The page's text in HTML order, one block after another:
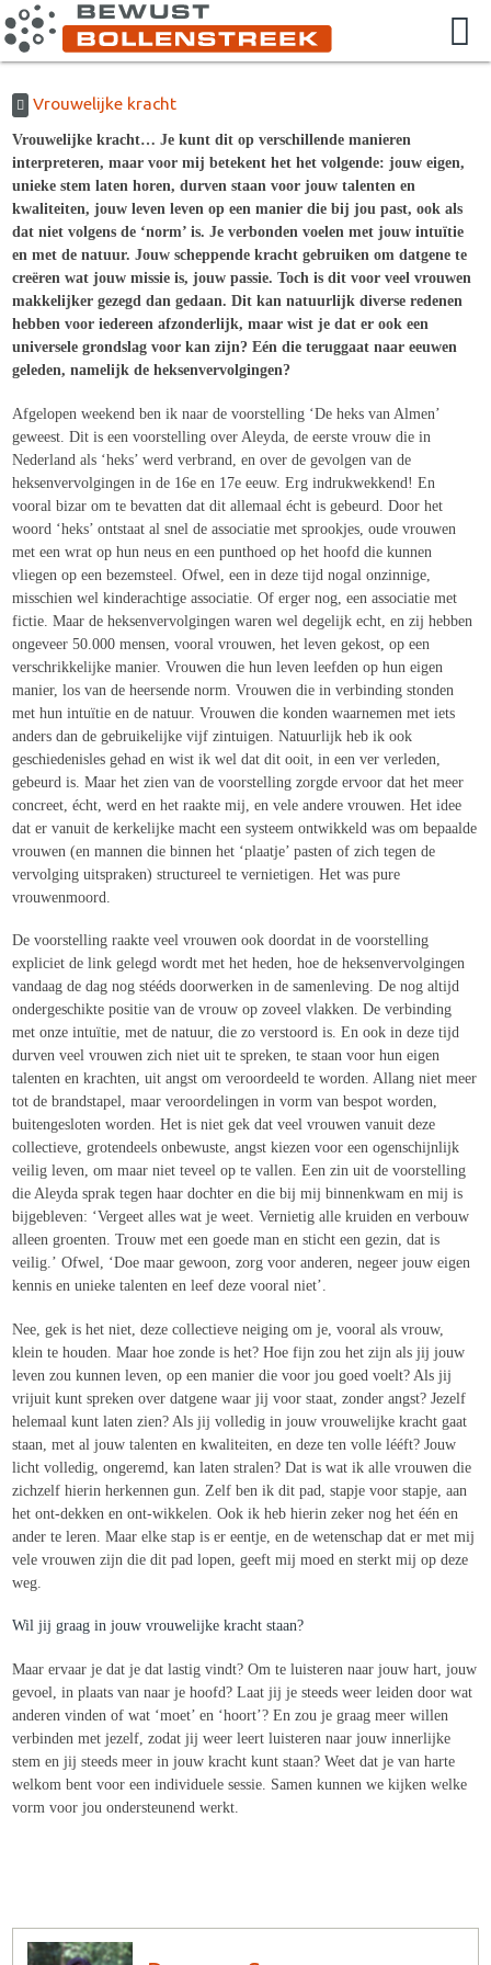
Vrouwelijke kracht
Vrouwelijke kracht… Je kunt dit op verschillende manieren
interpreteren, maar voor mij betekent het het volgende: jouw eigen,
unieke stem laten horen, durven staan voor jouw talenten en
kwaliteiten, jouw leven leven op een manier die bij jou past, ook als
dat niet volgens de ‘norm’ is. Je verbonden voelen met jouw intuïtie
en met de natuur. Jouw scheppende kracht gebruiken om datgene te
creëren wat jouw missie is, jouw passie. Toch is dit voor veel vrouwen
makkelijker gezegd dan gedaan. Dit kan natuurlijk diverse redenen
hebben voor iedereen afzonderlijk, maar wist je dat er ook een
universele grondslag voor kan zijn? Eén die teruggaat naar eeuwen
geleden, namelijk de heksenvervolgingen?
Afgelopen weekend ben ik naar de voorstelling ‘De heks van Almen’
geweest. Dit is een voorstelling over Aleyda, de eerste vrouw die in
Nederland als ‘heks’ werd verbrand, en over de gevolgen van de
heksenvervolgingen in de 16e en 17e eeuw. Erg indrukwekkend! En
vooral bizar om te bevatten dat dit allemaal écht is gebeurd. Door het
woord ‘heks’ ontstaat al snel de associatie met sprookjes, oude vrouwen
met een wrat op hun neus en een punthoed op het hoofd die kunnen
vliegen op een bezemsteel. Ofwel, een in deze tijd nogal onzinnige,
misschien wel kinderachtige associatie. Of erger nog, een associatie met
fictie. Maar de heksenvervolgingen waren wel degelijk echt, en zij hebben
ongeveer 50.000 mensen, vooral vrouwen, het leven gekost, op een
verschrikkelijke manier. Vrouwen die hun leven leefden op hun eigen
manier, los van de heersende norm. Vrouwen die in verbinding stonden
met hun intuïtie en de natuur. Vrouwen die konden waarnemen met iets
anders dan de gebruikelijke vijf zintuigen. Natuurlijk heb ik ook
geschiedenisles gehad en wist ik wel dat dit ooit, in een ver verleden,
gebeurd is. Maar het zien van de voorstelling zorgde ervoor dat het meer
concreet, écht, werd en het raakte mij, en vele andere vrouwen. Het idee
dat er vanuit de kerkelijke macht een systeem ontwikkeld was om bepaalde
vrouwen (en mannen die binnen het ‘plaatje’ pasten of zich tegen de
vervolging uitspraken) structureel te vernietigen. Het was pure
vrouwenmoord.
De voorstelling raakte veel vrouwen ook doordat in de voorstelling
expliciet de link gelegd wordt met het heden, hoe de heksenvervolgingen
vandaag de dag nog stééds doorwerken in de samenleving. De nog altijd
ondergeschikte positie van de vrouw op zoveel vlakken. De verbinding
met onze intuïtie, met de natuur, die zo verstoord is. En ook in deze tijd
durven veel vrouwen zich niet uit te spreken, te staan voor hun eigen
talenten en krachten, uit angst om veroordeeld te worden. Allang niet meer
tot de brandstapel, maar veroordelingen in vorm van bespot worden,
buitengesloten worden. Het is niet gek dat veel vrouwen vanuit deze
collectieve, grotendeels onbewuste, angst kiezen voor een ogenschijnlijk
veilig leven, om maar niet teveel op te vallen. Een zin uit de voorstelling
die Aleyda sprak tegen haar dochter en die bij mij binnenkwam en mij is
bijgebleven: ‘Vergeet alles wat je weet. Vernietig alle kruiden en verbouw
alleen groenten. Trouw met een goede man en sticht een gezin, dat is
veilig.’ Ofwel, ‘Doe maar gewoon, zorg voor anderen, negeer jouw eigen
kennis en unieke talenten en leef deze vooral niet’.
Nee, gek is het niet, deze collectieve neiging om je, vooral als vrouw,
klein te houden. Maar hoe zonde is het? Hoe fijn zou het zijn als jij jouw
leven zou kunnen leven, op een manier die voor jou goed voelt? Als jij
vrijuit kunt spreken over datgene waar jij voor staat, zonder angst? Jezelf
helemaal kunt laten zien? Als jij volledig in jouw vrouwelijke kracht gaat
staan, met al jouw talenten en kwaliteiten, en deze ten volle lééft? Jouw
licht volledig, ongeremd, kan laten stralen? Dat is wat ik alle vrouwen die
zichzelf hierin herkennen gun. Zelf ben ik dit pad, stapje voor stapje, aan
het ont-dekken en ont-wikkelen. Ook ik heb hierin zeker nog het één en
ander te leren. Maar elke stap is er eentje, en de wetenschap dat er met mij
vele vrouwen zijn die dit pad lopen, geeft mij moed en sterkt mij op deze
weg.
Wil jij graag in jouw vrouwelijke kracht staan?
Maar ervaar je dat je dat lastig vindt? Om te luisteren naar jouw hart, jouw
gevoel, in plaats van naar je hoofd? Laat jij je steeds weer leiden door wat
anderen vinden of wat ‘moet’ en ‘hoort’? En zou je graag meer willen
verbinden met jezelf, zodat jij weer leert luisteren naar jouw innerlijke
stem en jij steeds meer in jouw kracht kunt staan? Weet dat je van harte
welkom bent voor een individuele sessie. Samen kunnen we kijken welke
vorm voor jou ondersteunend werkt.